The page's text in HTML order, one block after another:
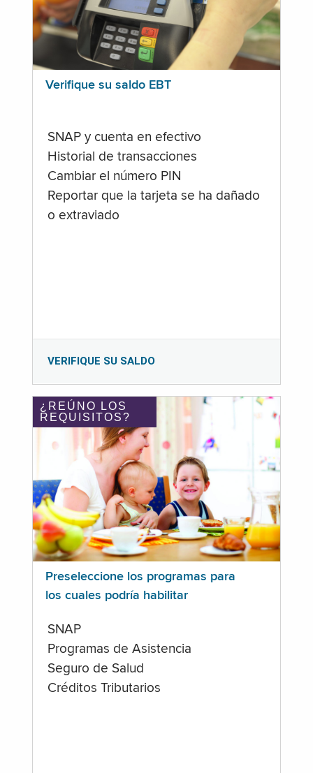
Verifique su saldo EBT
SNAP y cuenta en efectivo
Historial de transacciones
Cambiar el número PIN
Reportar que la tarjeta se ha dañado
o extraviado
VERIFIQUE SU SALDO
¿REÚNO LOS
REQUISITOS?
Preseleccione los programas para
los cuales podría habilitar
SNAP
Programas de Asistencia
Seguro de Salud
Créditos Tributarios